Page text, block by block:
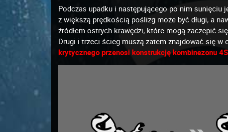
Podczas upadku i następującego po nim sunięciu
z większą prędkością poślizg może być długi, a
źródłem ostrych krawędzi, które mogą zaczepić
Drugi i trzeci ścieg muszą zatem znajdować się w
krytycznego przenosi konstrukcję kombinezonu